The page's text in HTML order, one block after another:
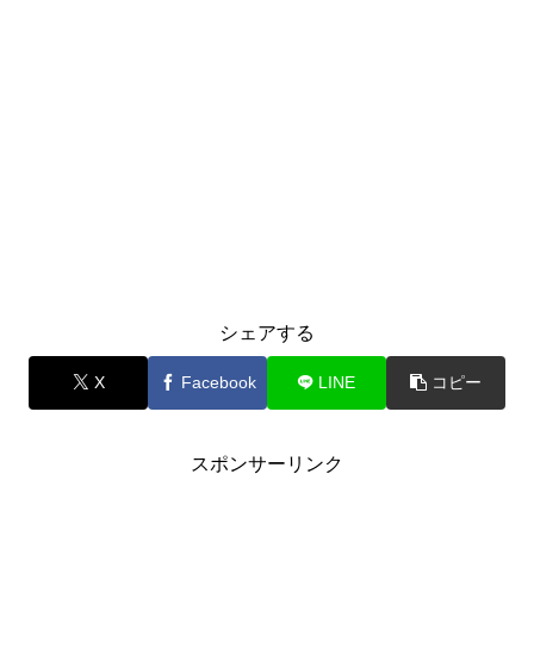
シェアする
X Facebook LINE コピー
スポンサーリンク